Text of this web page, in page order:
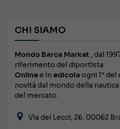
CHI SIAMO
Mondo Barca Market , dal
riferimento del diportista.
Online e in edicola ogni 1°
novità dal mondo della
del mercato.
Via dei Lecci, 26, 00062